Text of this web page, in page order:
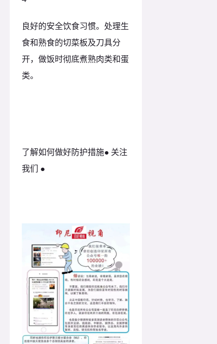
良好的安全饮食习惯。处理生
食和熟食的切菜板及刀具分
开，做饭时彻底煮熟肉类和蛋
类。
了解如何做好防护措施● 关注
我们 ●